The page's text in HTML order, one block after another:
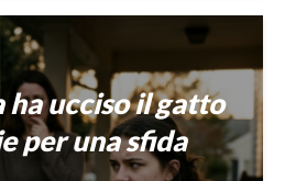
ha ucciso il gatto
per una sfida